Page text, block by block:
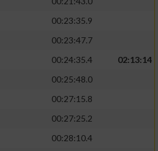
00:23:35.9
00:23:47.7
00:24:35.4
02:13:14
00:25:48.0
00:27:15.8
00:27:25.2
00:28:10.4